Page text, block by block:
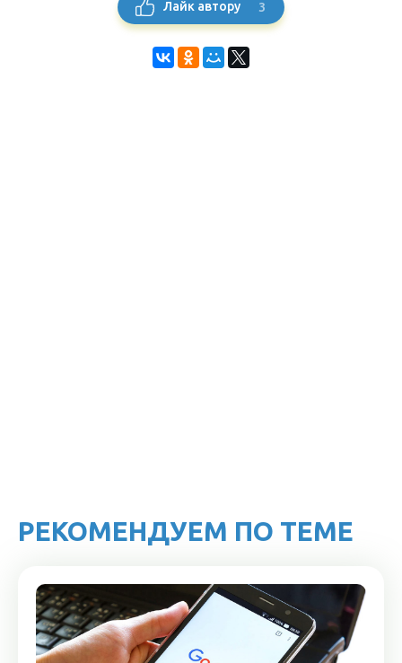
Лайк автору 3
РЕКОМЕНДУЕМ ПО ТЕМЕ